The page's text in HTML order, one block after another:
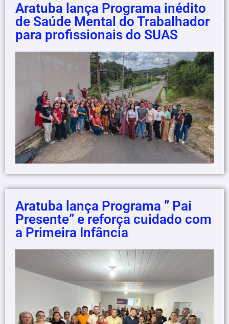
Aratuba lança Programa inédito
de Saúde Mental do Trabalhador
para profissionais do SUAS
Aratuba lança Programa ” Pai
Presente” e reforça cuidado com
a Primeira Infância